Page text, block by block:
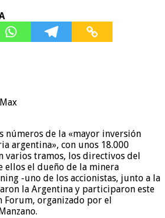
números de la «mayor inversión
argentina», con unos 18.000
varios tramos, los directivos del
ellos el dueño de la minera
-uno de los accionistas, junto a la
la Argentina y participaron este
Forum, organizado por el